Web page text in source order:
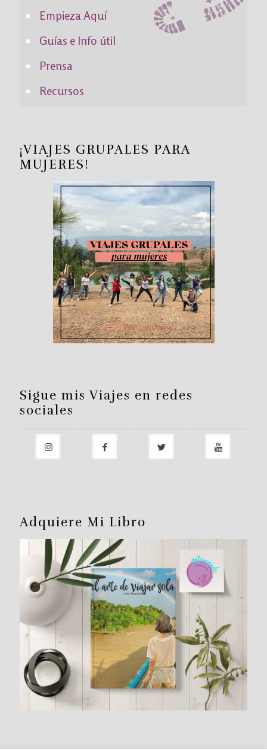
Empieza Aquí
Guías e Info útil
Prensa
Recursos
¡VIAJES GRUPALES PARA
MUJERES!
Sigue mis Viajes en redes
sociales
Adquiere Mi Libro